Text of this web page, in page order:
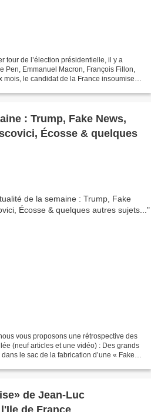
tour de l’élection présidentielle, il y a
Pen, Emmanuel Macron, François Fillon,
le candidat de la France insoumise a
: Trump, Fake News,
Écosse & quelques
vous proposons une rétrospective des
(neuf articles et une vidéo) : Des grands
le sac de la fabrication d’une « Fake
de Jean-Luc